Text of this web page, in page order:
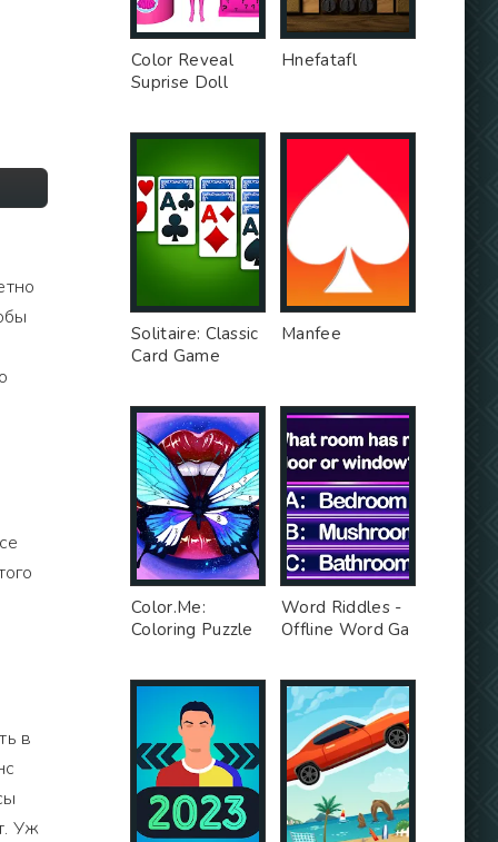
в
Уж
Color Reveal
Suprise Doll
Hnefatafl
Solitaire: Classic
Card Game
Manfee
Color.Me:
Coloring Puzzle
Word Riddles -
Offline Word Ga